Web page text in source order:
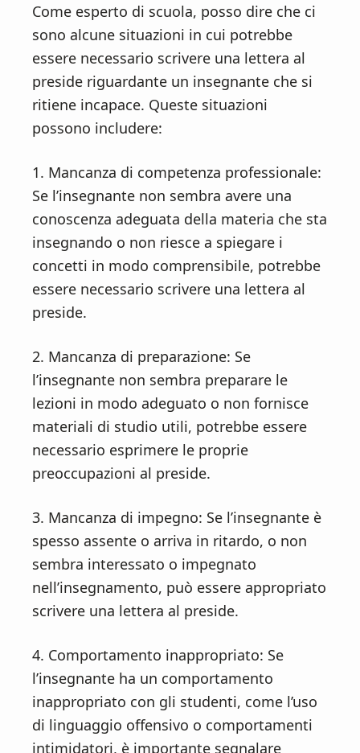
Come esperto di scuola, posso dire che ci
sono alcune situazioni in cui potrebbe
essere necessario scrivere una lettera al
preside riguardante un insegnante che si
ritiene incapace. Queste situazioni
possono includere:
1. Mancanza di competenza professionale:
Se l’insegnante non sembra avere una
conoscenza adeguata della materia che sta
insegnando o non riesce a spiegare i
concetti in modo comprensibile, potrebbe
essere necessario scrivere una lettera al
preside.
2. Mancanza di preparazione: Se
l’insegnante non sembra preparare le
lezioni in modo adeguato o non fornisce
materiali di studio utili, potrebbe essere
necessario esprimere le proprie
preoccupazioni al preside.
3. Mancanza di impegno: Se l’insegnante è
spesso assente o arriva in ritardo, o non
sembra interessato o impegnato
nell’insegnamento, può essere appropriato
scrivere una lettera al preside.
4. Comportamento inappropriato: Se
l’insegnante ha un comportamento
inappropriato con gli studenti, come l’uso
di linguaggio offensivo o comportamenti
intimidatori, è importante segnalare